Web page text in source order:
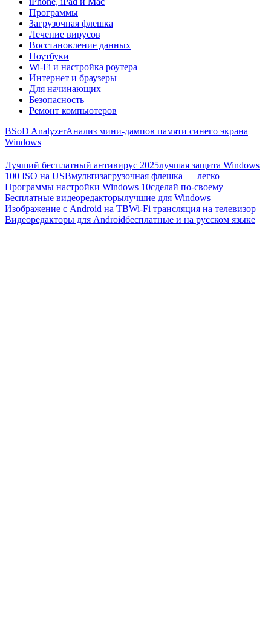
Программы
Загрузочная флешка
Лечение вирусов
Восстановление данных
Ноутбуки
Wi-Fi и настройка роутера
Интернет и браузеры
Для начинающих
Безопасность
Ремонт компьютеров
BSoD AnalyzerАнализ мини-дампов памяти синего экрана
Windows
Лучший бесплатный антивирус 2025лучшая защита Windows
100 ISO на USBмультизагрузочная флешка — легко
Программы настройки Windows 10сделай по-своему
Бесплатные видеоредакторылучшие для Windows
Изображение с Android на ТВWi-Fi трансляция на телевизор
Видеоредакторы для Androidбесплатные и на русском языке